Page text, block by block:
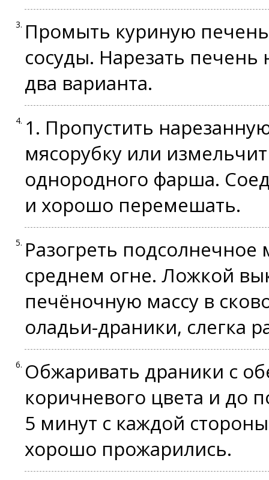
Промыть куриную
сосуды. Нарезать
два варианта.
1. Пропустить
мясорубку или
однородного фарша.
и хорошо перемешать.
Разогреть
среднем огне. Ложкой
печёночную массу в
оладьи-драники, слегка
Обжаривать драники с
коричневого цвета и до
5 минут с каждой
хорошо прожарились.